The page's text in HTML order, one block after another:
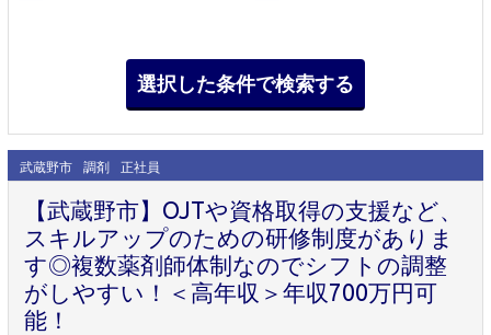
武蔵野市 調剤 正社員
【武蔵野市】OJTや資格取得の支援など、
スキルアップのための研修制度がありま
す◎複数薬剤師体制なのでシフトの調整
がしやすい！＜高年収＞年収700万円可
能！